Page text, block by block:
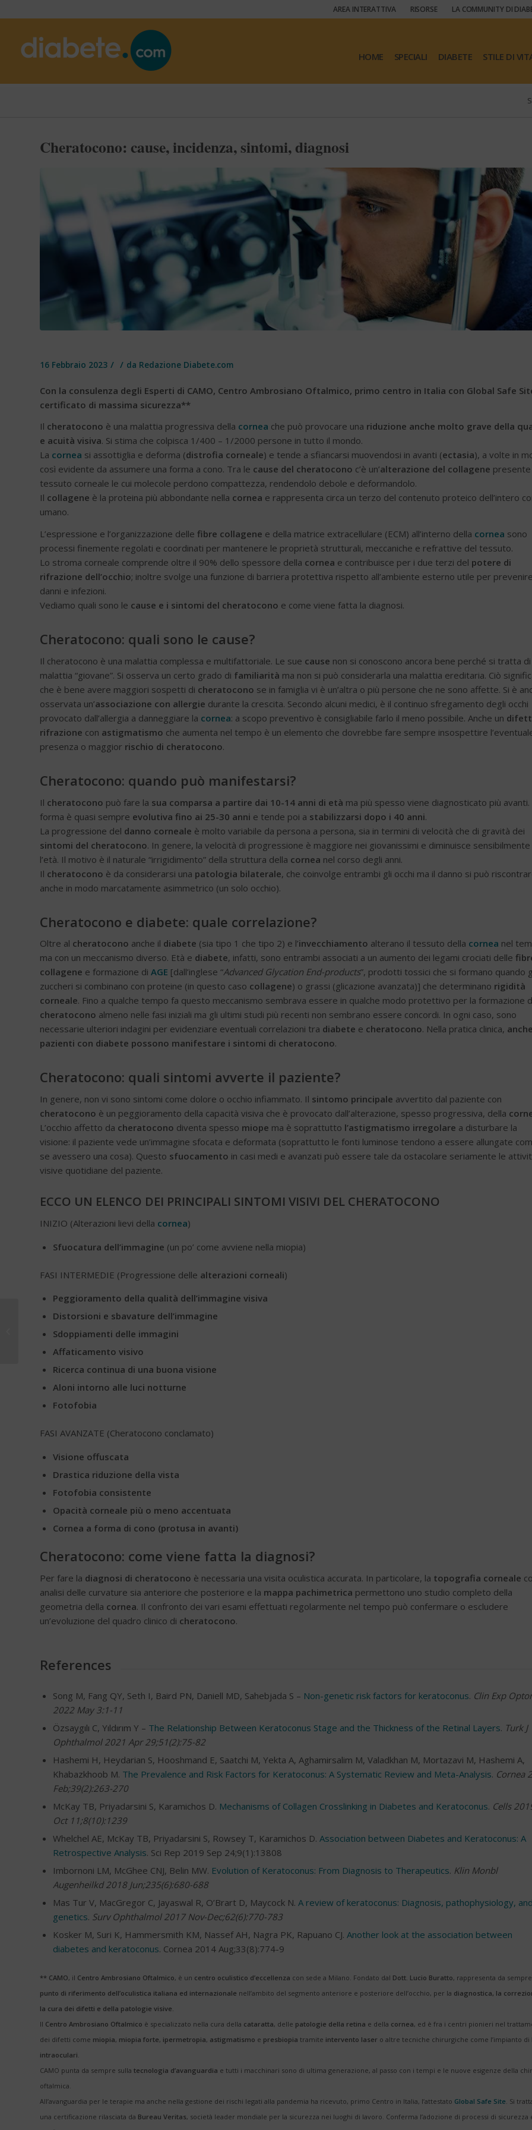
AREA INTERATTIVA RISORSE LA COMMUNITY DI
HOME SPECIALI DIABETE STILE DI
Cheratocono: cause, incidenza, sintomi, diagnosi
16 Febbraio 2023 / / da Redazione Diabete.com
Con la consulenza degli Esperti di CAMO, Centro Ambrosiano Oftalmico, primo centro in Italia con Global Safe
certificato di massima sicurezza**
Il cheratocono è una malattia progressiva della cornea che può provocare una riduzione anche molto grave della
e acuità visiva. Si stima che colpisca 1/400 – 1/2000 persone in tutto il mondo.
La cornea si assottiglia e deforma (distrofia corneale) e tende a sfiancarsi muovendosi in avanti (ectasia), a volte in
così evidente da assumere una forma a cono. Tra le cause del cheratocono c’è un’alterazione del collagene
tessuto corneale le cui molecole perdono compattezza, rendendolo debole e deformandolo.
Il collagene è la proteina più abbondante nella cornea e rappresenta circa un terzo del contenuto proteico dell’intero
umano.
L’espressione e l’organizzazione delle fibre collagene e della matrice extracellulare (ECM) all’interno della cornea sono
processi finemente regolati e coordinati per mantenere le proprietà strutturali, meccaniche e refrattive del tessuto.
Lo stroma corneale comprende oltre il 90% dello spessore della cornea e contribuisce per i due terzi del potere di
rifrazione dell’occhio; inoltre svolge una funzione di barriera protettiva rispetto all’ambiente esterno utile per
danni e infezioni.
Vediamo quali sono le cause e i sintomi del cheratocono e come viene fatta la diagnosi.
Cheratocono: quali sono le cause?
Il cheratocono è una malattia complessa e multifattoriale. Le sue cause non si conoscono ancora bene perché si tratta di
malattia “giovane”. Si osserva un certo grado di familiarità ma non si può considerarla una malattia ereditaria. Ciò
che è bene avere maggiori sospetti di cheratocono se in famiglia vi è un’altra o più persone che ne sono affette. Si è
osservata un’associazione con allergie durante la crescita. Secondo alcuni medici, è il continuo sfregamento degli occhi
provocato dall’allergia a danneggiare la cornea: a scopo preventivo è consigliabile farlo il meno possibile. Anche un
rifrazione con astigmatismo che aumenta nel tempo è un elemento che dovrebbe fare sempre insospettire
presenza o maggior rischio di cheratocono.
Cheratocono: quando può manifestarsi?
Il cheratocono può fare la sua comparsa a partire dai 10-14 anni di età ma più spesso viene diagnosticato più avanti.
forma è quasi sempre evolutiva fino ai 25-30 anni e tende poi a stabilizzarsi dopo i 40 anni.
La progressione del danno corneale è molto variabile da persona a persona, sia in termini di velocità che di gravità dei
sintomi del cheratocono. In genere, la velocità di progressione è maggiore nei giovanissimi e diminuisce sensibilmente
l’età. Il motivo è il naturale “irrigidimento” della struttura della cornea nel corso degli anni.
Il cheratocono è da considerarsi una patologia bilaterale, che coinvolge entrambi gli occhi ma il danno si può
anche in modo marcatamente asimmetrico (un solo occhio).
Cheratocono e diabete: quale correlazione?
Oltre al cheratocono anche il diabete (sia tipo 1 che tipo 2) e l’invecchiamento alterano il tessuto della cornea nel
ma con un meccanismo diverso. Età e diabete, infatti, sono entrambi associati a un aumento dei legami crociati delle
collagene e formazione di AGE [dall’inglese “Advanced Glycation End-products”, prodotti tossici che si formano quando
zuccheri si combinano con proteine (in questo caso collagene) o grassi (glicazione avanzata)] che determinano rigidità
corneale. Fino a qualche tempo fa questo meccanismo sembrava essere in qualche modo protettivo per la formazione
cheratocono almeno nelle fasi iniziali ma gli ultimi studi più recenti non sembrano essere concordi. In ogni caso, sono
necessarie ulteriori indagini per evidenziare eventuali correlazioni tra diabete e cheratocono. Nella pratica clinica,
pazienti con diabete possono manifestare i sintomi di cheratocono.
Cheratocono: quali sintomi avverte il paziente?
In genere, non vi sono sintomi come dolore o occhio infiammato. Il sintomo principale avvertito dal paziente con
cheratocono è un peggioramento della capacità visiva che è provocato dall’alterazione, spesso progressiva, della
L’occhio affetto da cheratocono diventa spesso miope ma è soprattutto l’astigmatismo irregolare a disturbare la
visione: il paziente vede un’immagine sfocata e deformata (soprattutto le fonti luminose tendono a essere allungate
se avessero una cosa). Questo sfuocamento in casi medi e avanzati può essere tale da ostacolare seriamente le
visive quotidiane del paziente.
ECCO UN ELENCO DEI PRINCIPALI SINTOMI VISIVI DEL CHERATOCONO
INIZIO (Alterazioni lievi della cornea)
Sfuocatura dell’immagine (un po’ come avviene nella miopia)
FASI INTERMEDIE (Progressione delle alterazioni corneali)
Peggioramento della qualità dell’immagine visiva
Distorsioni e sbavature dell’immagine
Sdoppiamenti delle immagini
Affaticamento visivo
Ricerca continua di una buona visione
Aloni intorno alle luci notturne
Fotofobia
FASI AVANZATE (Cheratocono conclamato)
Visione offuscata
Drastica riduzione della vista
Fotofobia consistente
Opacità corneale più o meno accentuata
Cornea a forma di cono (protusa in avanti)
Cheratocono: come viene fatta la diagnosi?
Per fare la diagnosi di cheratocono è necessaria una visita oculistica accurata. In particolare, la topografia corneale
analisi delle curvature sia anteriore che posteriore e la mappa pachimetrica permettono uno studio completo della
geometria della cornea. Il confronto dei vari esami effettuati regolarmente nel tempo può confermare o escludere
un’evoluzione del quadro clinico di cheratocono.
References
Song M, Fang QY, Seth I, Baird PN, Daniell MD, Sahebjada S – Non-genetic risk factors for keratoconus. Clin Exp
2022 May 3:1-11
Özsaygılı C, Yıldırım Y – The Relationship Between Keratoconus Stage and the Thickness of the Retinal Layers. Turk J
Ophthalmol 2021 Apr 29;51(2):75-82
Hashemi H, Heydarian S, Hooshmand E, Saatchi M, Yekta A, Aghamirsalim M, Valadkhan M, Mortazavi M, Hashemi A,
Khabazkhoob M. The Prevalence and Risk Factors for Keratoconus: A Systematic Review and Meta-Analysis. Cornea
Feb;39(2):263-270
McKay TB, Priyadarsini S, Karamichos D. Mechanisms of Collagen Crosslinking in Diabetes and Keratoconus. Cells
Oct 11;8(10):1239
Whelchel AE, McKay TB, Priyadarsini S, Rowsey T, Karamichos D. Association between Diabetes and Keratoconus: A
Retrospective Analysis. Sci Rep 2019 Sep 24;9(1):13808
Imbornoni LM, McGhee CNJ, Belin MW. Evolution of Keratoconus: From Diagnosis to Therapeutics. Klin Monbl
Augenheilkd 2018 Jun;235(6):680-688
Mas Tur V, MacGregor C, Jayaswal R, O’Brart D, Maycock N. A review of keratoconus: Diagnosis, pathophysiology,
genetics. Surv Ophthalmol 2017 Nov-Dec;62(6):770-783
Kosker M, Suri K, Hammersmith KM, Nassef AH, Nagra PK, Rapuano CJ. Another look at the association between
diabetes and keratoconus. Cornea 2014 Aug;33(8):774-9
** CAMO, il Centro Ambrosiano Oftalmico, è un centro oculistico d’eccellenza con sede a Milano. Fondato dal Dott. Lucio Buratto, rappresenta da
punto di riferimento dell’oculistica italiana ed internazionale nell’ambito del segmento anteriore e posteriore dell’occhio, per la diagnostica, la
la cura dei difetti e della patologie visive.
Il Centro Ambrosiano Oftalmico è specializzato nella cura della cataratta, delle patologie della retina e della cornea, ed è fra i centri pionieri nel
dei difetti come miopia, miopia forte, ipermetropia, astigmatismo e presbiopia tramite intervento laser o altre tecniche chirurgiche come l’impianto di
intraoculari
CAMO punta da sempre sulla tecnologia d’avanguardia e tutti i macchinari sono di ultima generazione, al passo con i tempi e le nuove esigenze della
oftalmica.
All’avanguardia per le terapie ma anche nella gestione dei rischi legati alla pandemia ha ricevuto, primo Centro in Italia, l’attestato Global Safe Site . Si
una certificazione rilasciata da Bureau Veritas, società leader mondiale per la sicurezza nei luoghi di lavoro. Conferma l’adozione di processi di sicurezza
Interventi di cataratta:
assistita per gli
Ospedali...